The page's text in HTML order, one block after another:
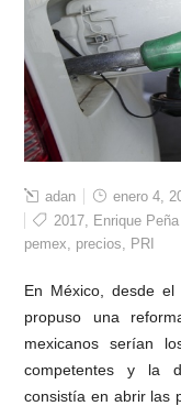
adan enero 4,
2017, Enrique
pemex, precios, PRI
En México, desde
propuso una
mexicanos serían
competentes y la
consistía en abrir las